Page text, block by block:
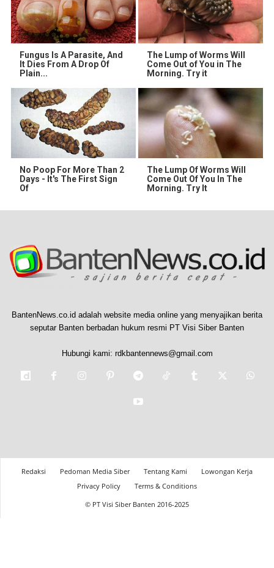
Fungus Is A Parasite, And
It Dies From A Drop Of
Plain...
The Lump of Worms Will
Come Out of You in The
Morning. Try it
No Poop For More Than 2
Days - It's The First Sign
Of
The Lump Of Worms Will
Come Out Of You In The
Morning. Try It
BantenNews.co.id adalah website media online yang menyajikan berita
seputar Banten berbadan hukum resmi PT Visi Siber Banten
Hubungi kami: rdkbantennews@gmail.com
Redaksi Pedoman Media Siber Tentang Kami
Lowongan Kerja
Privacy Policy
Terms & Conditions
© PT Visi Siber Banten 2016-2025